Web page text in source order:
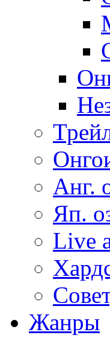
Анг.
Яп.
Live
Жанры